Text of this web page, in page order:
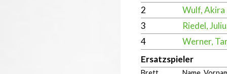
2
Wulf, Akira
3
Riedel,
4
Werner,
Ersatzspieler